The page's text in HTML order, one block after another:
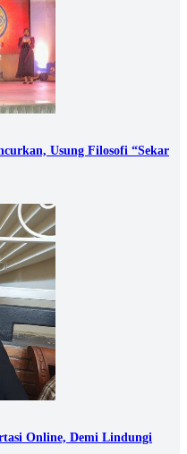
Usung Filosofi “Sekar
Online, Demi Lindungi